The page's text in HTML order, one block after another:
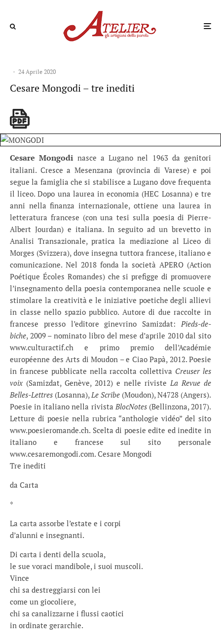
· 24 Aprile 2020
Cesare Mongodi – tre inediti
Cesare Mongodi nasce a Lugano nel 1963 da genitori
italiani. Cresce a Mesenzana (provincia di Varese) e poi
segue la famiglia che si stabilisce a Lugano dove frequenta
il liceo. Dopo una laurea in economia (HEC Losanna) e tre
anni nella finanza internazionale, ottiene una laurea in
letteratura francese (con una tesi sulla poesia di Pierre-
Albert Jourdan) e italiana. In seguito ad un brevetto in
Analisi Transazionale, pratica la mediazione al Liceo di
Morges (Svizzera), dove insegna tuttora francese, italiano e
comunicazione. Nel 2018 fonda la società APERO (Action
Poétique Écoles Romandes) che si prefigge di promuovere
l’insegnamento della poesia contemporanea nelle scuole e
stimolare la creatività e le iniziative poetiche degli allievi
in classe nello spazio pubblico. Autore di due raccolte in
francese presso l’editore ginevrino Samizdat: Pieds-de-
biche, 2009 – nominato libro del mese d’aprile 2010 dal sito
www.culturactif.ch e primo premio dell’Académie
européenne des Arts di Moudon – e Ciao Papà, 2012. Poesie
in francese pubblicate nella raccolta collettiva Creuser les
voix (Samizdat, Genève, 2012) e nelle riviste La Revue de
Belles-Lettres (Losanna),Le Scribe (Moudon), N4728 (Angers).
Poesie in italiano nella rivista BlocNotes(Bellinzona, 2017).
Letture di poesie nella rubrica “anthologie vidéo” del sito
www.poesieromande.ch. Scelta di poesie edite ed inedite in
italiano e francese sul sito personale
www.cesaremongodi.com. Cesare Mongodi
Tre inediti
da Carta
*
La carta assorbe l’estate e i corpi
d’alunni e insegnanti.
Di carta i denti della scuola,
le sue voraci mandibole, i suoi muscoli.
Vince
chi sa destreggiarsi con lei
come un giocoliere,
chi sa canalizzarne i flussi caotici
in ordinate gerarchie.